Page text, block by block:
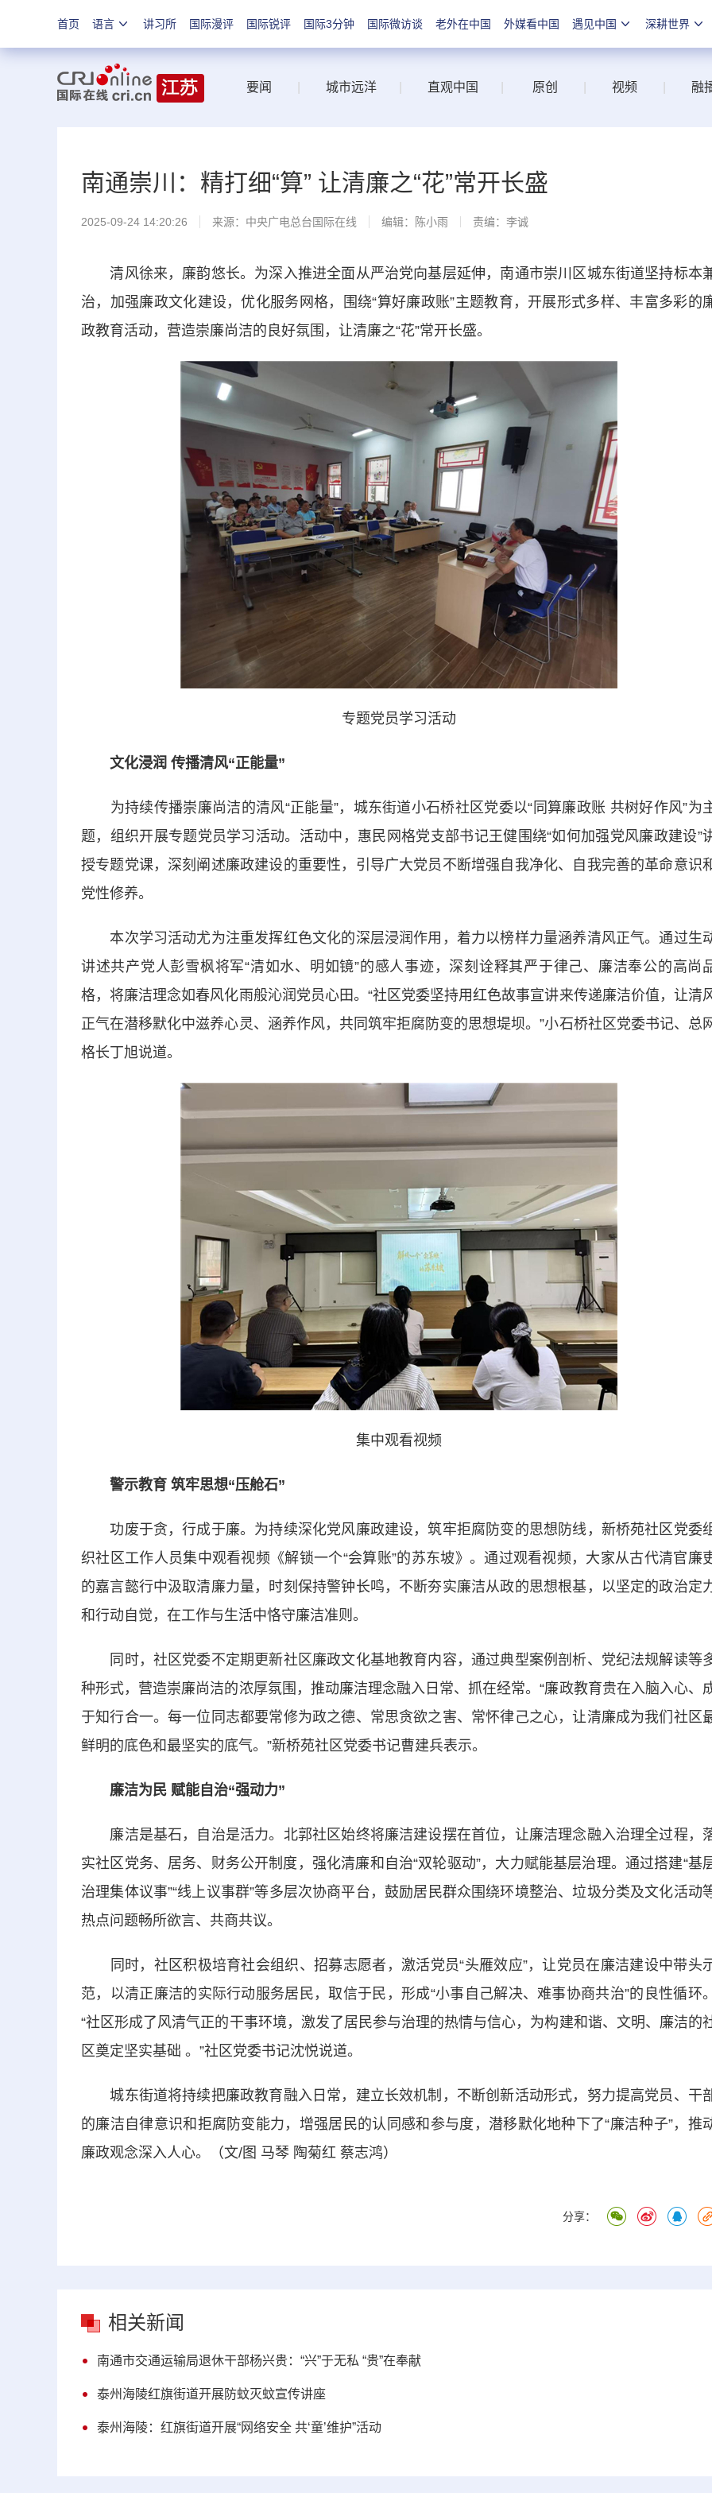
首页 语言 讲习所 国际漫评 国际锐评 国际3分钟 国际微访谈 老外在中国 外媒看中国 遇见中国 深耕世界
要闻 城市远洋 直观中国 原创 视频 融
南通崇川：精打细“算” 让清廉之“花”常开长盛
2025-09-24 14:20:26 来源：中央广电总台国际在线 编辑：陈小雨 责编：李诚
清风徐来，廉韵悠长。为深入推进全面从严治党向基层延伸，南通市崇川区城东街道坚持标本
治，加强廉政文化建设，优化服务网格，围绕“算好廉政账”主题教育，开展形式多样、丰富多彩的
政教育活动，营造崇廉尚洁的良好氛围，让清廉之“花”常开长盛。
专题党员学习活动
文化浸润 传播清风“正能量”
为持续传播崇廉尚洁的清风“正能量”，城东街道小石桥社区党委以“同算廉政账 共树好作风”为
题，组织开展专题党员学习活动。活动中，惠民网格党支部书记王健围绕“如何加强党风廉政建设”
授专题党课，深刻阐述廉政建设的重要性，引导广大党员不断增强自我净化、自我完善的革命意识
党性修养。
本次学习活动尤为注重发挥红色文化的深层浸润作用，着力以榜样力量涵养清风正气。通过生
讲述共产党人彭雪枫将军“清如水、明如镜”的感人事迹，深刻诠释其严于律己、廉洁奉公的高尚
格，将廉洁理念如春风化雨般沁润党员心田。“社区党委坚持用红色故事宣讲来传递廉洁价值，让清
正气在潜移默化中滋养心灵、涵养作风，共同筑牢拒腐防变的思想堤坝。”小石桥社区党委书记、总
格长丁旭说道。
集中观看视频
警示教育 筑牢思想“压舱石”
功废于贪，行成于廉。为持续深化党风廉政建设，筑牢拒腐防变的思想防线，新桥苑社区党委
织社区工作人员集中观看视频《解锁一个“会算账”的苏东坡》。通过观看视频，大家从古代清官廉
的嘉言懿行中汲取清廉力量，时刻保持警钟长鸣，不断夯实廉洁从政的思想根基，以坚定的政治定
和行动自觉，在工作与生活中恪守廉洁准则。
同时，社区党委不定期更新社区廉政文化基地教育内容，通过典型案例剖析、党纪法规解读等
种形式，营造崇廉尚洁的浓厚氛围，推动廉洁理念融入日常、抓在经常。“廉政教育贵在入脑入心、
于知行合一。每一位同志都要常修为政之德、常思贪欲之害、常怀律己之心，让清廉成为我们社区
鲜明的底色和最坚实的底气。”新桥苑社区党委书记曹建兵表示。
廉洁为民 赋能 自治“强动力”
廉洁是基石，自治是活力。北郭社区始终将廉洁建设摆在首位，让廉洁理念融入治理全过程，
实社区党务、居务、财务公开制度，强化清廉和自治“双轮驱动”，大力赋能基层治理。通过搭建“基
治理集体议事”“线上议事群”等多层次协商平台，鼓励居民群众围绕环境整治、垃圾分类及文化活动
热点问题畅所欲言、共商共议。
同时，社区积极培育社会组织、招募志愿者，激活党员“头雁效应”，让党员在廉洁建设中带头
范，以清正廉洁的实际行动服务居民，取信于民，形成“小事自己解决、难事协商共治”的良性循环。
“社区形成了风清气正的干事环境，激发了居民参与治理的热情与信心，为构建和谐、文明、廉洁的
区奠定坚实基础 。”社区党委书记沈悦说道。
城东街道将持续把廉政教育融入日常，建立长效机制，不断创新活动形式，努力提高党员、干
的廉洁自律意识和拒腐防变能力，增强居民的认同感和参与度，潜移默化地种下了“廉洁种子”，推
廉政观念深入人心。（文/图 马琴 陶菊红 蔡志鸿）
分享：
相关新闻
南通市交通运输局退休干部杨兴贵：“兴”于无私 “贵”在奉献
泰州海陵红旗街道开展防蚊灭蚊宣传讲座
泰州海陵：红旗街道开展“网络安全 共‘童’维护”活动